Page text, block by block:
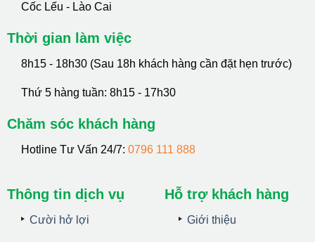
Cốc Lếu - Lào Cai
Thời gian làm việc
8h15 - 18h30 (Sau 18h khách hàng cần đặt hẹn trước)
Thứ 5 hàng tuần: 8h15 - 17h30
Chăm sóc khách hàng
Hotline Tư Vấn 24/7: 0796 111 888
Thông tin dịch vụ
Cười hở lợi
Hỗ trợ khách hàng
Giới thiệu